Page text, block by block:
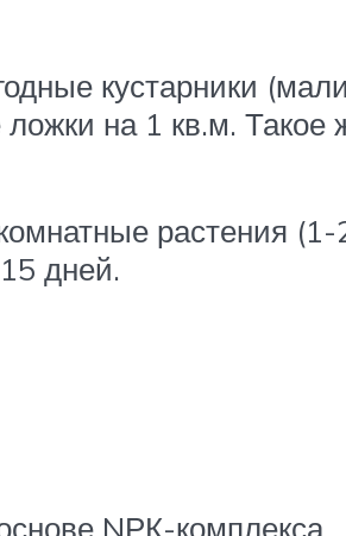
кустарники
на 1 кв.м. Такое
растения (1-
дней.
NРК-комплекса.